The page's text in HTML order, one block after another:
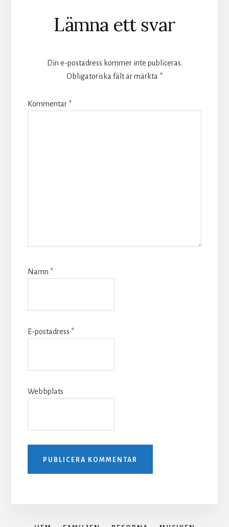
Läsarkommentarer
Lämna ett svar
Din e-postadress kommer inte publiceras.
Obligatoriska fält är märkta *
Kommentar *
Namn *
E-postadress *
Webbplats